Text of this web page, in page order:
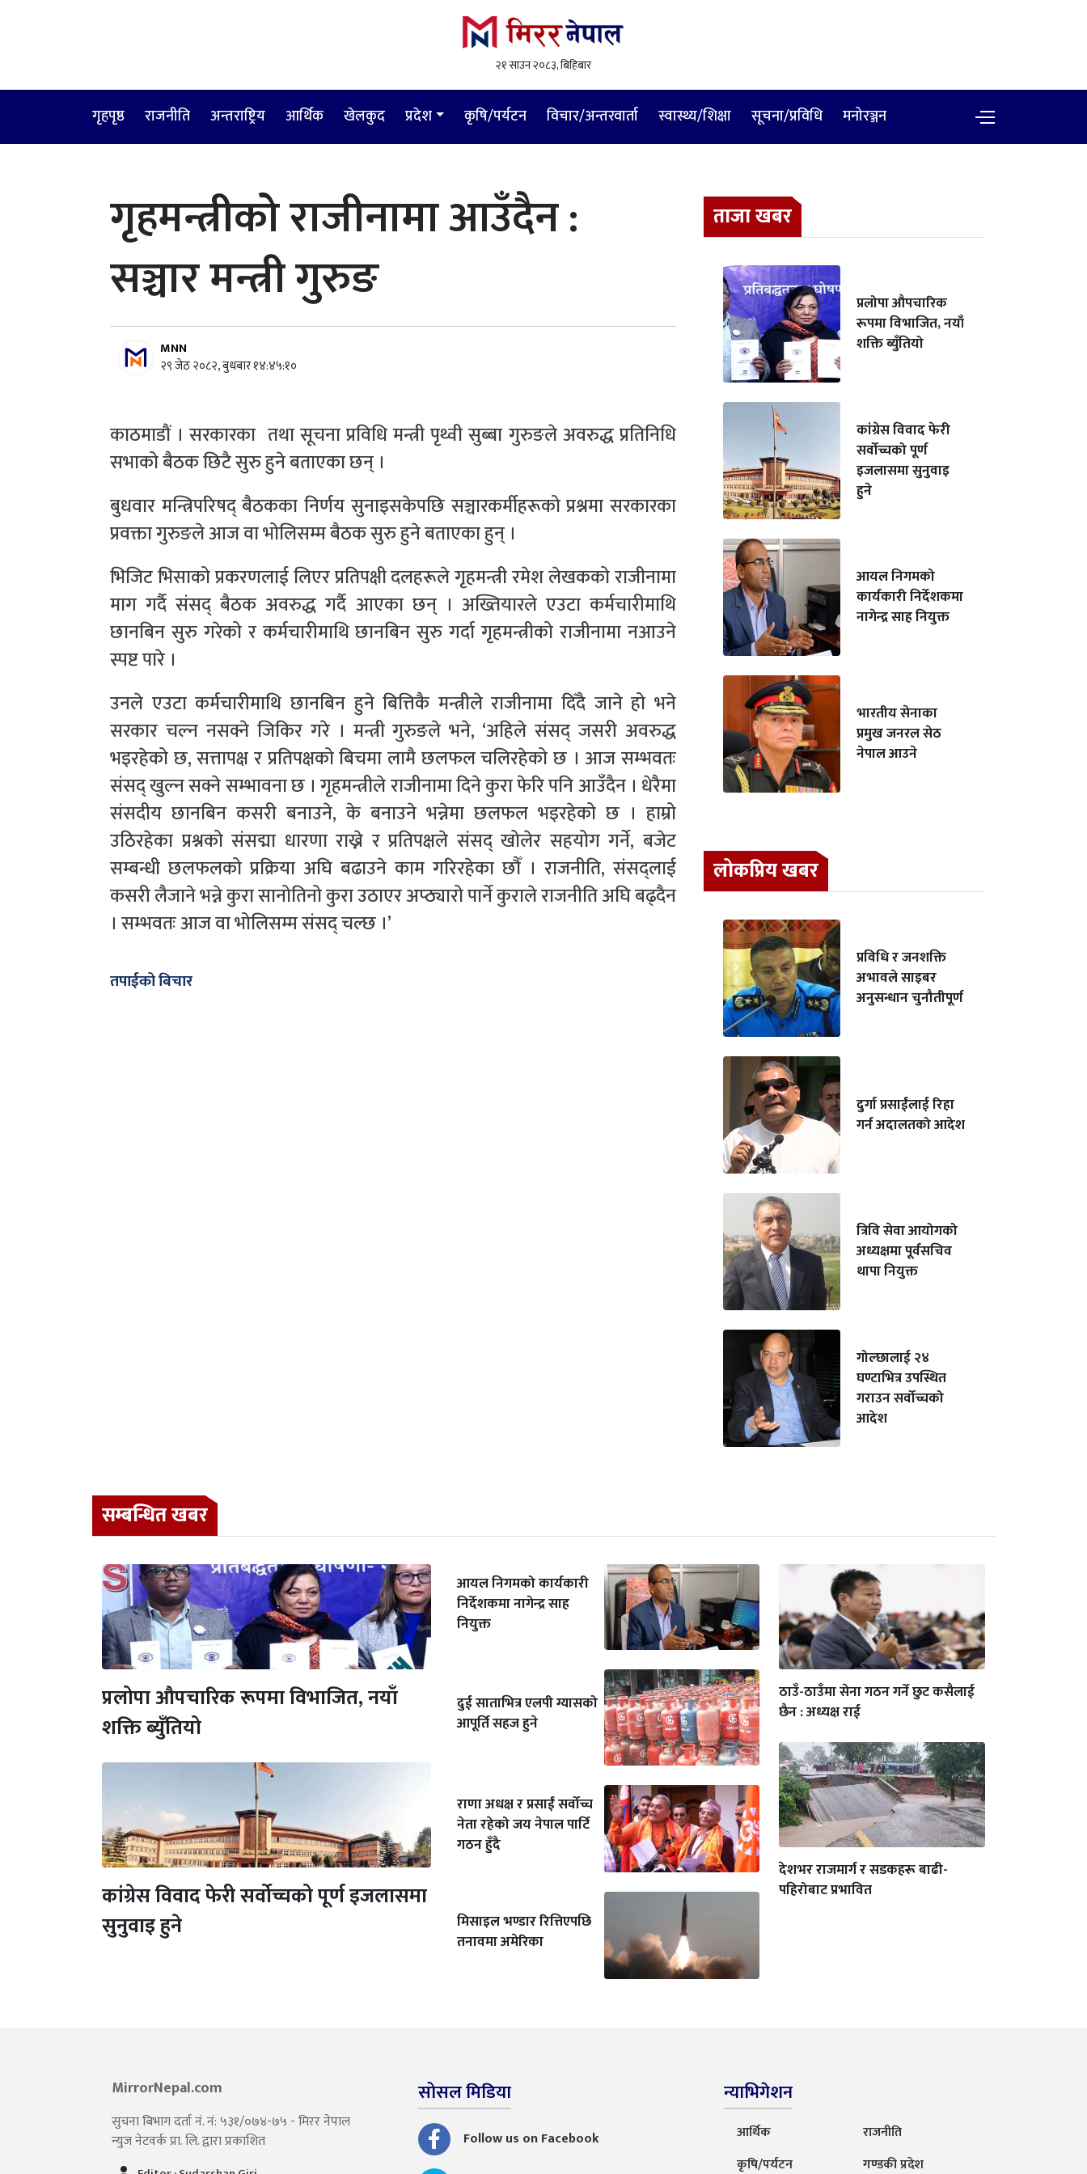
२१ साउन २०८३, बिहिबार
गृहपृष्ठ राजनीति अन्तराष्ट्रिय आर्थिक खेलकुद प्रदेश कृषि/पर्यटन विचार/अन्तरवार्ता स्वास्थ्य/शिक्षा सूचना/प्रविधि मनोरञ्जन
गृहमन्त्रीको राजीनामा आउँदैन :
सञ्चार मन्त्री गुरुङ
MNN
२९ जेठ २०८२, बुधबार १४:४५:१०
काठमाडौं । सरकारका तथा सूचना प्रविधि मन्त्री पृथ्वी सुब्बा गुरुङले अवरुद्ध प्रतिनिधि
सभाको बैठक छिटै सुरु हुने बताएका छन् ।
बुधवार मन्त्रिपरिषद् बैठकका निर्णय सुनाइसकेपछि सञ्चारकर्मीहरूको प्रश्नमा सरकारका
प्रवक्ता गुरुङले आज वा भोलिसम्म बैठक सुरु हुने बताएका हुन् ।
भिजिट भिसाको प्रकरणलाई लिएर प्रतिपक्षी दलहरूले गृहमन्त्री रमेश लेखकको राजीनामा
माग गर्दै संसद् बैठक अवरुद्ध गर्दै आएका छन् । अख्तियारले एउटा कर्मचारीमाथि
छानबिन सुरु गरेको र कर्मचारीमाथि छानबिन सुरु गर्दा गृहमन्त्रीको राजीनामा नआउने
स्पष्ट पारे ।
उनले एउटा कर्मचारीमाथि छानबिन हुने बित्तिकै मन्त्रीले राजीनामा दिँदै जाने हो भने
सरकार चल्न नसक्ने जिकिर गरे । मन्त्री गुरुङले भने, ‘अहिले संसद् जसरी अवरुद्ध
भइरहेको छ, सत्तापक्ष र प्रतिपक्षको बिचमा लामै छलफल चलिरहेको छ । आज सम्भवतः
संसद् खुल्न सक्ने सम्भावना छ । गृहमन्त्रीले राजीनामा दिने कुरा फेरि पनि आउँदैन । धेरैमा
संसदीय छानबिन कसरी बनाउने, के बनाउने भन्नेमा छलफल भइरहेको छ । हाम्रो
उठिरहेका प्रश्नको संसद्मा धारणा राख्ने र प्रतिपक्षले संसद् खोलेर सहयोग गर्ने, बजेट
सम्बन्धी छलफलको प्रक्रिया अघि बढाउने काम गरिरहेका छौँ । राजनीति, संसद्लाई
कसरी लैजाने भन्ने कुरा सानोतिनो कुरा उठाएर अप्ठ्यारो पार्ने कुराले राजनीति अघि बढ्दैन
। सम्भवतः आज वा भोलिसम्म संसद् चल्छ ।’
तपाईको बिचार
ताजा खबर
प्रलोपा औपचारिक
रूपमा विभाजित, नयाँ
शक्ति ब्युँतियो
कांग्रेस विवाद फेरी
सर्वोच्चको पूर्ण
इजलासमा सुनुवाइ
हुने
आयल निगमको
कार्यकारी निर्देशकमा
नागेन्द्र साह नियुक्त
भारतीय सेनाका
प्रमुख जनरल सेठ
नेपाल आउने
लोकप्रिय खबर
प्रविधि र जनशक्ति
अभावले साइबर
अनुसन्धान चुनौतीपूर्ण
दुर्गा प्रसाईंलाई रिहा
गर्न अदालतको आदेश
त्रिवि सेवा आयोगको
अध्यक्षमा पूर्वसचिव
थापा नियुक्त
गोल्छालाई २४
घण्टाभित्र उपस्थित
गराउन सर्वोच्चको
आदेश
सम्बन्धित खबर
प्रलोपा औपचारिक रूपमा विभाजित, नयाँ
शक्ति ब्युँतियो
कांग्रेस विवाद फेरी सर्वोच्चको पूर्ण इजलासमा
सुनुवाइ हुने
आयल निगमको कार्यकारी
निर्देशकमा नागेन्द्र साह
नियुक्त
दुई साताभित्र एलपी ग्यासको
आपूर्ति सहज हुने
राणा अधक्ष र प्रसाईं सर्वोच्च
नेता रहेको जय नेपाल पार्टि
गठन हुँदै
मिसाइल भण्डार रित्तिएपछि
तनावमा अमेरिका
ठाउँ-ठाउँमा सेना गठन गर्ने छुट कसैलाई
छैन : अध्यक्ष राई
देशभर राजमार्ग र सडकहरू बाढी-
पहिरोबाट प्रभावित
MirrorNepal.com
सुचना बिभाग दर्ता नं. नं: ५३१/०७४-७५ - मिरर नेपाल
न्युज नेटवर्क प्रा. लि. द्वारा प्रकाशित
सोसल मिडिया
Follow us on Facebook
न्याभिगेशन
आर्थिक
कृषि/पर्यटन
राजनीति
गण्डकी प्रदेश